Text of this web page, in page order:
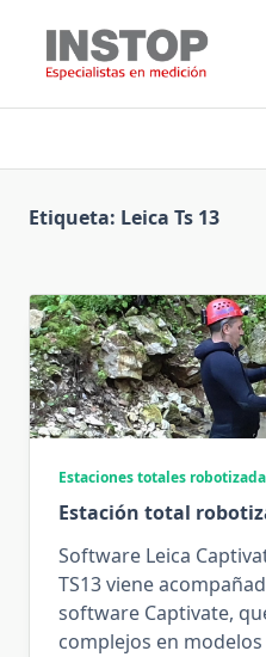
contenido
Etiqueta: Leica Ts 13
Estaciones totales
Estación total
Software Leica
TS13 viene
software Captivate,
complejos en modelos